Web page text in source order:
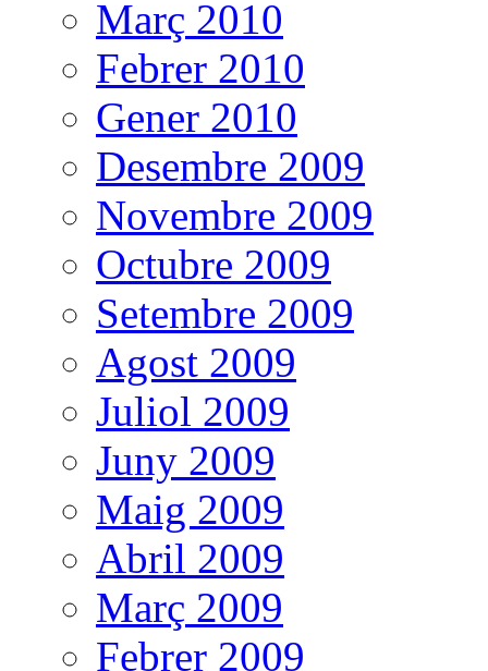
Març 2010
Febrer 2010
Gener 2010
Desembre 2009
Novembre 2009
Octubre 2009
Setembre 2009
Agost 2009
Juliol 2009
Juny 2009
Maig 2009
Abril 2009
Març 2009
Febrer 2009